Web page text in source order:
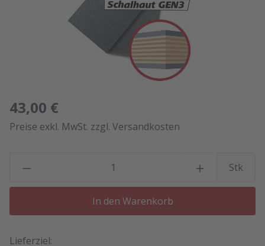
43,00 €
Preise exkl. MwSt. zzgl. Versandkosten
Stk
In den Warenkorb
Lieferziel: